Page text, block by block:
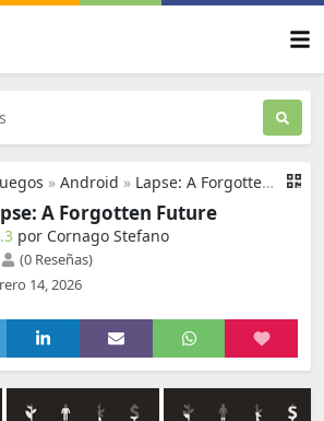
» Android » Lapse: A Forgotten Future
A Forgotten Future
por Cornago Stefano
(0 Reseñas)
14, 2026